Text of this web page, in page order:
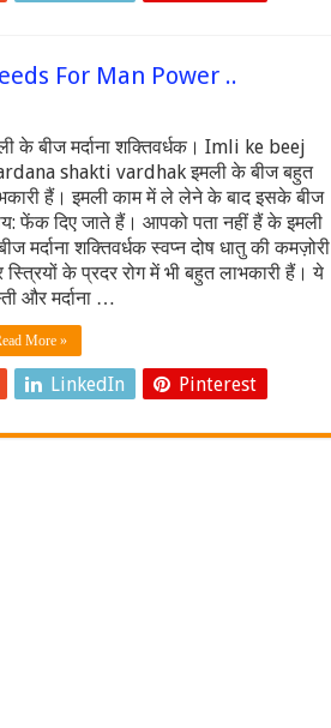
For Man Power ..
के बीज मर्दाना शक्तिवर्धक। Imli ke beej
shakti vardhak इमली के बीज बहुत
हैं। इमली काम में ले लेने के बाद इसके बीज
फेंक दिए जाते हैं। आपको पता नहीं हैं के इमली
मर्दाना शक्तिवर्धक स्वप्न दोष धातु की कमज़ोरी
के प्रदर रोग में भी बहुत लाभकारी हैं। ये
और मर्दाना …
More »
LinkedIn Pinterest